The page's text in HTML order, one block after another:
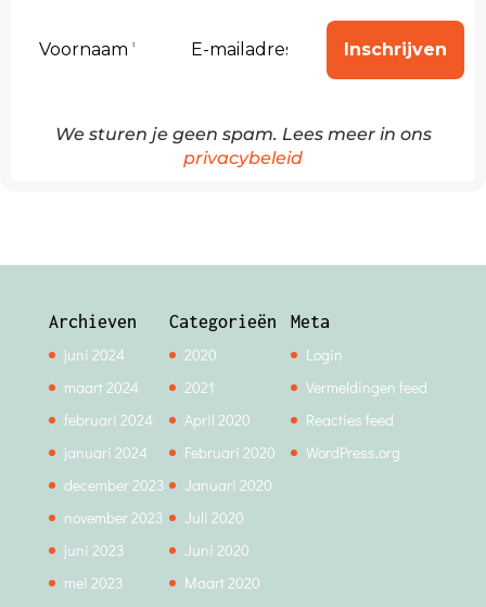
We sturen je geen spam. Lees meer in ons
privacybeleid
Archieven
juni 2024
maart 2024
februari 2024
januari 2024
december 2023
november 2023
juni 2023
mei 2023
Categorieën
2020
2021
April 2020
Februari 2020
Januari 2020
Juli 2020
Juni 2020
Maart 2020
Meta
Login
Vermeldingen feed
Reacties feed
WordPress.org